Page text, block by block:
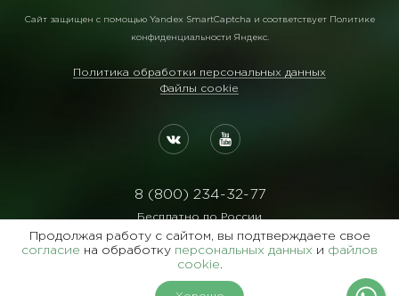
Сайт защищен с помощью Yandex SmartCaptcha и соответствует Политике
конфиденциальности Яндекс.
Политика обработки персональных данных
Файлы cookie
8 (800) 234-32-77
Бесплатно по России
Реквизиты:
ООО Агентство "Славянский Двор"
Продолжая работу с сайтом, вы подтверждаете свое
согласие на обработку персональных данных и файлов
cookie.